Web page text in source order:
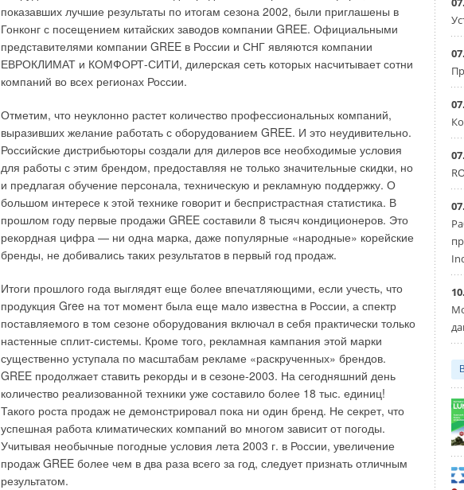
показавших лучшие результаты по итогам сезона 2002, были приглашены в
Гонконг с посещением китайских заводов компании GREE. Официальными
представителями компании GREE в России и СНГ являются компании
ЕВРОКЛИМАТ и КОМФОРТ-СИТИ, дилерская сеть которых насчитывает сотни
компаний во всех регионах России.
Отметим, что неуклонно растет количество профессиональных компаний,
выразивших желание работать с оборудованием GREE. И это неудивительно.
Российские дистрибьюторы создали для дилеров все необходимые условия
для работы с этим брендом, предоставляя не только значительные скидки, но
и предлагая обучение персонала, техническую и рекламную поддержку. О
большом интересе к этой технике говорит и беспристрастная статистика. В
прошлом году первые продажи GREE составили 8 тысяч кондиционеров. Это
рекордная цифра — ни одна марка, даже популярные «народные» корейские
бренды, не добивались таких результатов в первый год продаж.
Итоги прошлого года выглядят еще более впечатляющими, если учесть, что
продукция Gree на тот момент была еще мало известна в России, а спектр
поставляемого в том сезоне оборудования включал в себя практически только
настенные сплит-системы. Кроме того, рекламная кампания этой марки
существенно уступала по масштабам рекламе «раскрученных» брендов.
GREE продолжает ставить рекорды и в сезоне-2003. На сегодняшний день
количество реализованной техники уже составило более 18 тыс. единиц!
Такого роста продаж не демонстрировал пока ни один бренд. Не секрет, что
успешная работа климатических компаний во многом зависит от погоды.
Учитывая необычные погодные условия лета 2003 г. в России, увеличение
продаж GREE более чем в два раза всего за год, следует признать отличным
результатом.
являются завихрения воздуха на его лопастях. После
вентилятора устанавливается шумоглушитель,
предотвращающий распространение шума далее по системе.
Для поглощения шума в шумоглушителе используется
минеральная вата или стекловолокно, которыми обкладываются
стенки шумоглушителя.
в помещения, так называемая воздухопроводная сеть,
состоящая из самих воздуховодов и фасонных изделий, таких как
переходники, тройники, повороты. Воздуховоды бывают жесткие
(из оцинкованной жести), а также полугибкие и гибкие (из
многослойной алюминиевой фольги);
распределители воздуха , которые выполняют несколько
функций — они служат декоративными элементами, а также
равномерно распределяют поток воздуха по помещению. В
качестве распределителей воздуха используют решетки
различной формы или плафоны-диффузоры;
фактически главными элементами всей технологической схемы
вентиляции. В них используются такие приборы, как датчик для
автоматического включения калорифера в случае понижения
температуры потока воздуха, для автоматического определения
загрязненности фильтрующего элемента, для управления
клапаном подачи воздуха и так далее, в зависимости от
проектного решения и возможностей управляющей автоматики.
В России в загородных домах обходились простыми, не потребляющими
электрической энергии системами естественной вентиляции. Вытяжная
система работала за счет разности температур наружного воздуха и воздуха в
помещении, изменения давления в зависимости от высоты здания и
вследствие действия ветра. Воздух, удаляемый из комнат, замещался